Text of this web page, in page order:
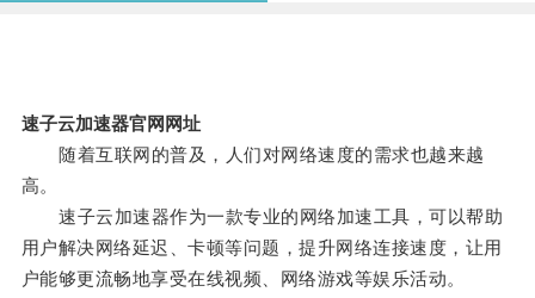
速子云加速器官网网址
随着互联网的普及，人们对网络速度的需求也越来越
高。
速子云加速器作为一款专业的网络加速工具，可以帮助
用户解决网络延迟、卡顿等问题，提升网络连接速度，让用
户能够更流畅地享受在线视频、网络游戏等娱乐活动。